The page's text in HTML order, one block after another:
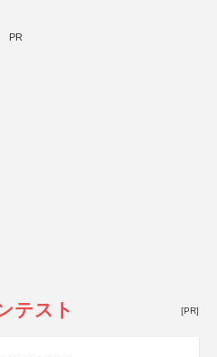
PR
テスト [PR]